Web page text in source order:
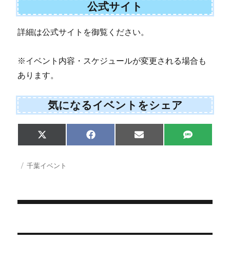
公式サイト
詳細は公式サイトを御覧ください。
※イベント内容・スケジュールが変更される場合も
あります。
気になるイベントをシェア
Share
on
X
(
w
r
Share
on
F
a
Share
on
E
m
Share
on
S
M
投 カ
千葉イベント
稿